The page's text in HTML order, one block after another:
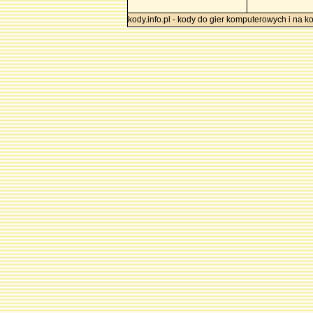
kody.info.pl - kody do gier komputerowych i na